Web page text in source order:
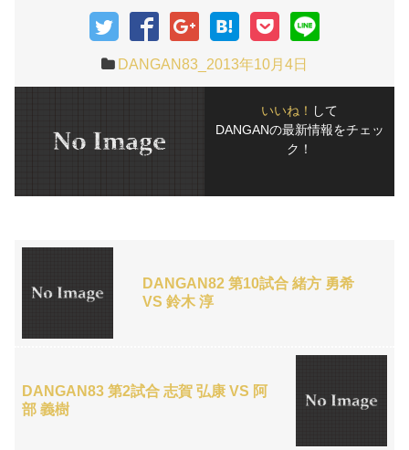
DANGAN83_2013年10月4日
いいね！ して
DANGANの最新情報をチェッ
ク！
DANGAN82 第10試合 緒方 勇希
VS 鈴木 淳
DANGAN83 第2試合 志賀 弘康 VS 阿
部 義樹